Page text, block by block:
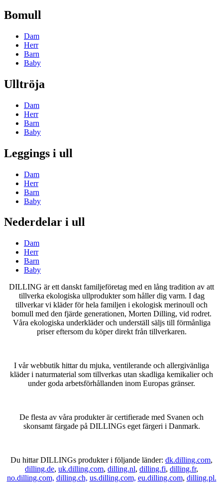
Bomull
Dam
Herr
Barn
Baby
Ulltröja
Dam
Herr
Barn
Baby
Leggings i ull
Dam
Herr
Barn
Baby
Nederdelar i ull
Dam
Herr
Barn
Baby
DILLING är ett danskt familjeföretag med en lång tradition av att
tillverka ekologiska ullprodukter som håller dig varm. I dag
tillverkar vi kläder för hela familjen i ekologisk merinoull och
bomull med den fjärde generationen, Morten Dilling, vid rodret.
Våra ekologiska underkläder och underställ säljs till förmånliga
priser eftersom du köper direkt från tillverkaren.
I vår webbutik hittar du mjuka, ventilerande och allergivänliga
kläder i naturmaterial som tillverkas utan skadliga kemikalier och
under goda arbetsförhållanden inom Europas gränser.
De flesta av våra produkter är certifierade med Svanen och
skonsamt färgade på DILLINGs eget färgeri i Danmark.
Du hittar DILLINGs produkter i följande länder: dk.dilling.com,
dilling.de, uk.dilling.com, dilling.nl, dilling.fi, dilling.fr,
no.dilling.com, dilling.ch, us.dilling.com, eu.dilling.com, dilling.pl.